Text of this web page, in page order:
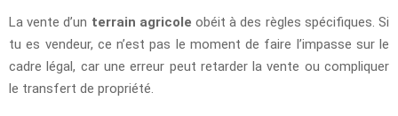
La vente d’un terrain agricole obéit à des règles spécifiques. Si
tu es vendeur, ce n’est pas le moment de faire l’impasse sur le
cadre légal, car une erreur peut retarder la vente ou compliquer
le transfert de propriété.